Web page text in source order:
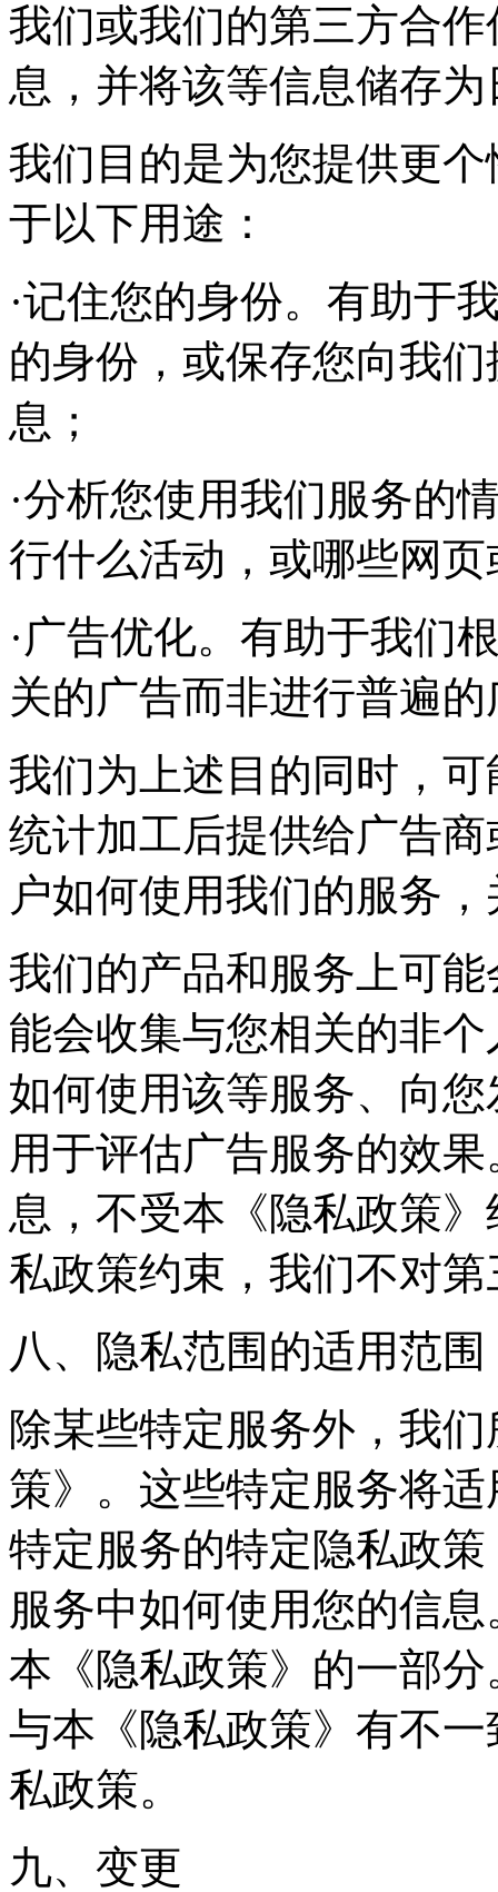
我们或我们的第三方合
息，并将该等信息储存
我们目的是为您提供更
于以下用途：
·记住您的身份。有助于
的身份，或保存您向我
息；
·分析您使用我们服务的
行什么活动，或哪些网
·广告优化。有助于我们
关的广告而非进行普遍
我们为上述目的同时，
统计加工后提供给广告
户如何使用我们的服务
我们的产品和服务上可
能会收集与您相关的非
如何使用该等服务、向
用于评估广告服务的效
息，不受本《隐私政策
私政策约束，我们不对
八、隐私范围的适用范围
除某些特定服务外，我
策》。这些特定服务将
特定服务的特定隐私政
服务中如何使用您的信
本《隐私政策》的一部
与本《隐私政策》有不
私政策。
九、变更